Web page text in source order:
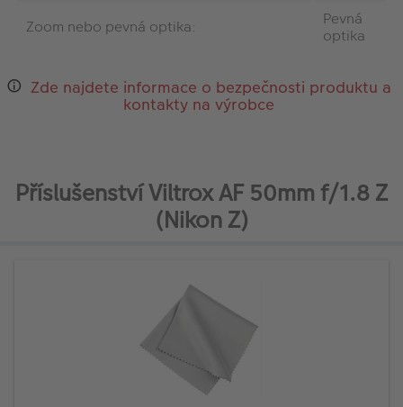
Zoom nebo pevná optika:
Pevná
optika
Zde najdete informace o bezpečnosti produktu a
kontakty na výrobce
Příslušenství Viltrox AF 50mm f/1.8 Z
(Nikon Z)